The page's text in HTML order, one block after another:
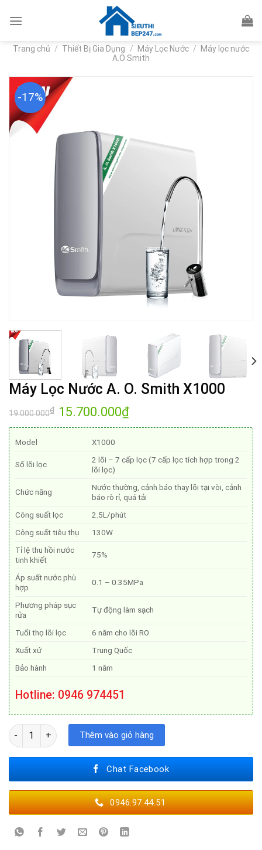
Trang chủ / Thiết Bị Gia Dụng / Máy Lọc Nước /
Máy lọc nước
A.O Smith
-17%
Máy Lọc Nước A. O. Smith X1000
19.000.000₫ Giá
gốc
là:
15.700.000₫Giá
tại
Model X1000
Số lõi lọc
2 lõi – 7 cấp lọc (7 cấp lọc tích hợp trong 2
lõi lọc)
Chức năng
Nước thường, cảnh báo thay lõi tại vòi, cảnh
báo rò rỉ, quá tải
Công suất lọc
2.5L/phút
Công suất tiêu thụ
130W
Tỉ lệ thu hồi nước
tinh khiết
75%
Áp suất nước phù
hợp
0.1 – 0.35MPa
Phương pháp sục
rửa
Tự động làm sạch
Tuổi thọ lõi lọc
6 năm cho lõi RO
Xuất xứ
Trung Quốc
Bảo hành
1 năm
Hotline: 0946 974451
Máy Lọc Nước A. O. Smith X1000 số lượng
Thêm vào giỏ hàng
Chat Facebook
0946.97.44.51